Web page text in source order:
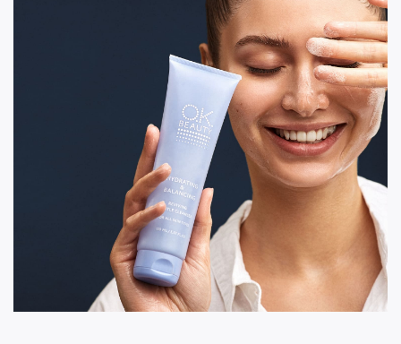
дискомфорт и успокоить солнечный ожог.
Солнечный ожог подразумевает, что
увлажняющий крем для лица должен содержать
успокаивающие и восстанавливающие вещества,
такие как сок алоэ, пантенол и аллантоин.
Увлажняющий крем для лица OK Beauty
отлично
Он обеспечивает длительное
увлажнение, способствует заметному улучшению
внешнего вида обгоревшей кожи и
поддержанию гидролипидного баланса.